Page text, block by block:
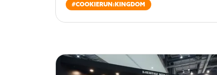
#COOKIERUN:KINGDOM